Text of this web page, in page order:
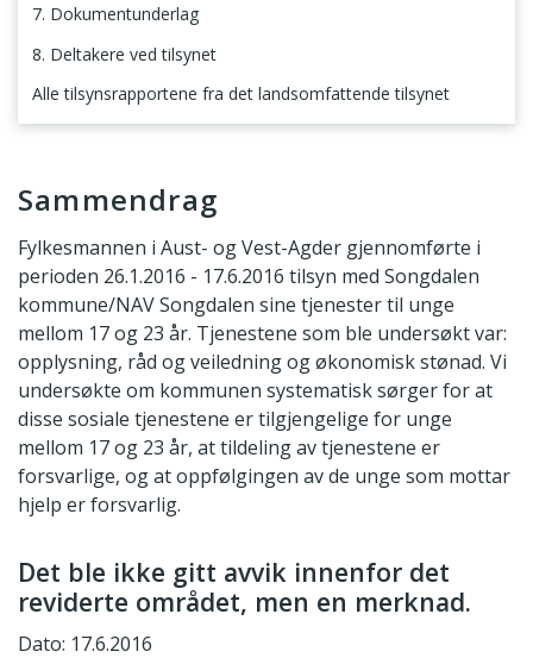
7. Dokumentunderlag
8. Deltakere ved tilsynet
Alle tilsynsrapportene fra det landsomfattende tilsynet
Sammendrag
Fylkesmannen i Aust- og Vest-Agder gjennomførte i
perioden 26.1.2016 - 17.6.2016 tilsyn med Songdalen
kommune/NAV Songdalen sine tjenester til unge
mellom 17 og 23 år. Tjenestene som ble undersøkt var:
opplysning, råd og veiledning og økonomisk stønad. Vi
undersøkte om kommunen systematisk sørger for at
disse sosiale tjenestene er tilgjengelige for unge
mellom 17 og 23 år, at tildeling av tjenestene er
forsvarlige, og at oppfølgingen av de unge som mottar
hjelp er forsvarlig.
Det ble ikke gitt avvik innenfor det
reviderte området, men en merknad.
Dato: 17.6.2016